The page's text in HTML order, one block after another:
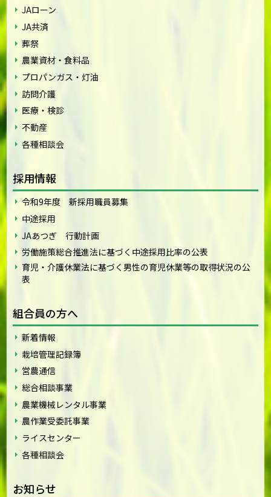
JAローン
JA共済
葬祭
農業資材・食料品
プロパンガス・灯油
訪問介護
医療・検診
不動産
各種相談会
採用情報
令和9年度 新採用職員募集
中途採用
JAあつぎ 行動計画
労働施策総合推進法に基づく中途採用比率の公表
育児・介護休業法に基づく男性の育児休業等の取得状況の公
表
組合員の方へ
新着情報
栽培管理記録簿
営農通信
総合相談事業
農業機械レンタル事業
農作業受委託事業
ライスセンター
各種相談会
お知らせ